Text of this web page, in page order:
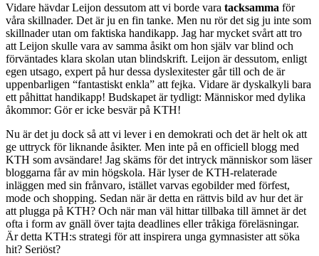
Vidare hävdar Leijon dessutom att vi borde vara tacksamma för
våra skillnader. Det är ju en fin tanke. Men nu rör det sig ju inte som
skillnader utan om faktiska handikapp. Jag har mycket svårt att tro
att Leijon skulle vara av samma åsikt om hon själv var blind och
förväntades klara skolan utan blindskrift. Leijon är dessutom, enligt
egen utsago, expert på hur dessa dyslexitester går till och de är
uppenbarligen “fantastiskt enkla” att fejka. Vidare är dyskalkyli bara
ett påhittat handikapp! Budskapet är tydligt: Människor med dylika
åkommor: Gör er icke besvär på KTH!
Nu är det ju dock så att vi lever i en demokrati och det är helt ok att
ge uttryck för liknande åsikter. Men inte på en officiell blogg med
KTH som avsändare! Jag skäms för det intryck människor som läser
bloggarna får av min högskola. Här lyser de KTH-relaterade
inläggen med sin frånvaro, istället varvas egobilder med förfest,
mode och shopping. Sedan när är detta en rättvis bild av hur det är
att plugga på KTH? Och när man väl hittar tillbaka till ämnet är det
ofta i form av gnäll över tajta deadlines eller tråkiga föreläsningar.
Är detta KTH:s strategi för att inspirera unga gymnasister att söka
hit? Seriöst?